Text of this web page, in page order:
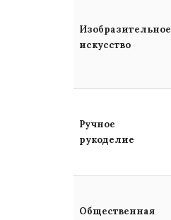
Изобразительное
искусство
Ручное
рукоделие
Общественная